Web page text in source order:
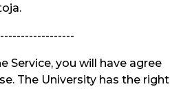
Service, you will have agree
The University has the right